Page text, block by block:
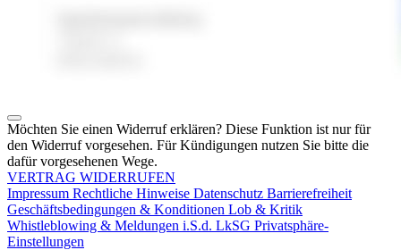
Möchten Sie einen Widerruf erklären? Diese Funktion ist nur für
den Widerruf vorgesehen. Für Kündigungen nutzen Sie bitte die
dafür vorgesehenen Wege.
VERTRAG WIDERRUFEN
Impressum Rechtliche Hinweise Datenschutz Barrierefreiheit
Geschäftsbedingungen & Konditionen Lob & Kritik
Whistleblowing & Meldungen i.S.d. LkSG Privatsphäre-
Einstellungen